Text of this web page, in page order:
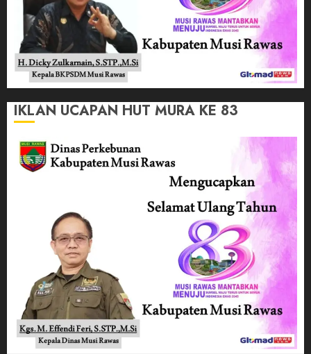
IKLAN UCAPAN HUT MURA KE 83